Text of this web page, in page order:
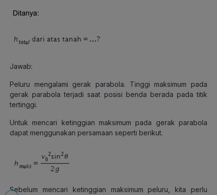
Jawab:
Peluru mengalami gerak parabola. Tinggi maksimum pada
gerak parabola terjadi saat posisi benda berada pada titik
tertinggi.
Untuk mencari ketinggian maksimum pada gerak parabola
dapat menggunakan persamaan seperti berikut.
Sebelum mencari ketinggian maksimum peluru, kita perlu